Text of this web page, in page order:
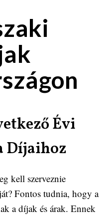
Évi
Díjaihoz
kell szerveznie
Fontos tudnia, hogy a
a díjak és árak. Ennek